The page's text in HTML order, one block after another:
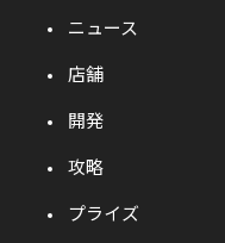
ニュース
店舗
開発
攻略
プライズ